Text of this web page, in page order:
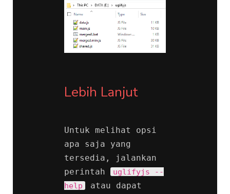
Lebih Lanjut
Untuk melihat opsi
apa saja yang
tersedia, jalankan
perintah
uglifyjs --
help
atau dapat